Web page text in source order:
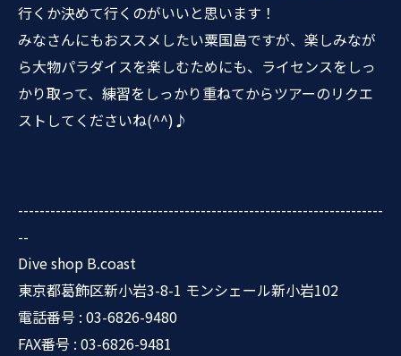
行くか決めて行くのがいいと思います！
みなさんにもおススメしたい粟国島ですが、楽しみなが
ら大物パラダイスを楽しむためにも、ライセンスをしっ
かり取って、練習をしっかり重ねてからツアーのリクエ
ストしてくださいね(^^)♪
--------------------------------------------------------------------
--
Dive shop B.coast
東京都葛飾区新小岩3-8-1 モンシェール新小岩102
電話番号 : 03-6826-9480
FAX番号 : 03-6826-9481